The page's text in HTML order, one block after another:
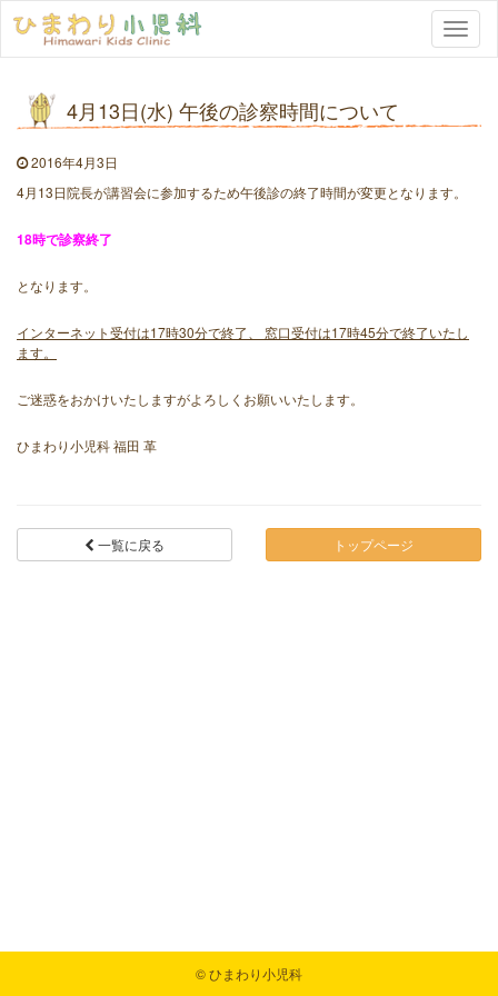
Toggle
4月13日(水) 午後の診察時間について
2016年4月3日
4月13日院長が講習会に参加するため午後診の終了時間が変更となります。
18時で診察終了
となります。
インターネット受付は17時30分で終了、 窓口受付は17時45分で終了いたし
ます。
ご迷惑をおかけいたしますがよろしくお願いいたします。
ひまわり小児科 福田 革
一覧に戻る トップページ
© ひまわり小児科